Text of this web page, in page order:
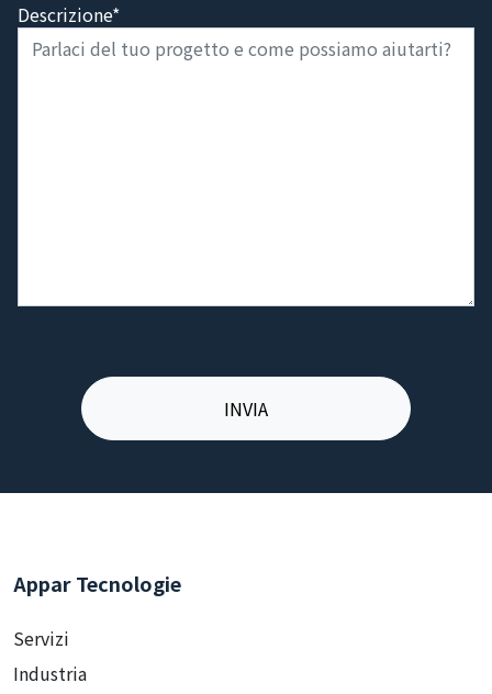
Descrizione*
Appar Tecnologie
Servizi
Industria